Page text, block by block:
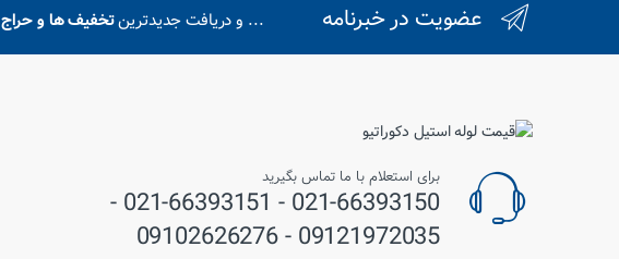
عضویت در خبرنامه ... و دریافت جدیدترینتخفیف ها و حراج
برای استعلام با ما تماس بگیرید
021-66393150 - 021-66393151 -
09121972035 - 09102626276